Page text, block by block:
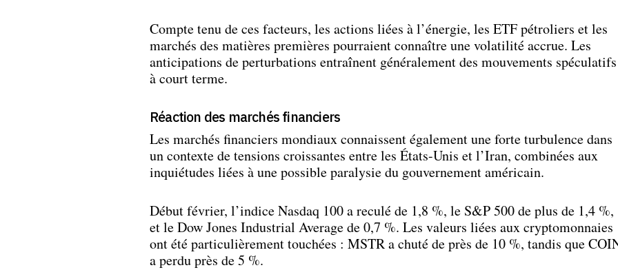
Compte tenu de ces facteurs, les actions liées à l’énergie, les ETF pétroliers et les
marchés des matières premières pourraient connaître une volatilité accrue. Les
anticipations de perturbations entraînent généralement des mouvements spéculatifs
à court terme.
Réaction des marchés financiers
Les marchés financiers mondiaux connaissent également une forte turbulence dans
un contexte de tensions croissantes entre les États-Unis et l’Iran, combinées aux
inquiétudes liées à une possible paralysie du gouvernement américain.
Début février, l’indice Nasdaq 100 a reculé de 1,8 %, le S&P 500 de plus de 1,4 %,
et le Dow Jones Industrial Average de 0,7 %. Les valeurs liées aux cryptomonnaies
ont été particulièrement touchées : MSTR a chuté de près de 10 %, tandis que
a perdu près de 5 %.